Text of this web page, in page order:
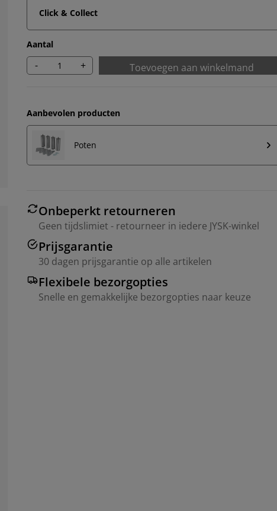
Click & Collect
Aantal
- + Toevoegen aan winkelmand
Aanbevolen producten
Poten
Onbeperkt retourneren
Geen tijdslimiet - retourneer in iedere JYSK-winkel
Prijsgarantie
30 dagen prijsgarantie op alle artikelen
Flexibele bezorgopties
Snelle en gemakkelijke bezorgopties naar keuze